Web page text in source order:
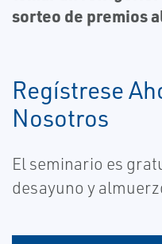
sorteo de premios
Regístrese
Nosotros
El seminario es
desayuno y